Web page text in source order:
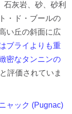
石灰岩、砂、砂利
・ド・ブールの
い丘の斜面に広
ブライよりも重
密なタンニンの
評価されていま
ャック (Pugnac)